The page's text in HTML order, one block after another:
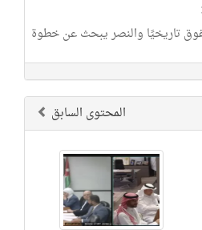
تاريخيًا والنصر يبحث عن خطوة
المحتوى السابق